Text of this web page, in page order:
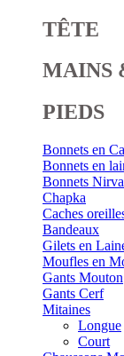
TÊTE
MAINS
PIEDS
Bonnets en
Bonnets en
Bonnets
Chapka
Caches
Bandeaux
Gilets en
Moufles en
Gants Mouton
Gants Cerf
Mitaines
Longue
Court